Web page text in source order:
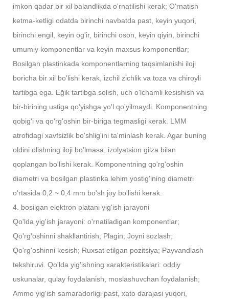
imkon qadar bir xil balandlikda o'rnatilishi kerak; O'rnatish
ketma-ketligi odatda birinchi navbatda past, keyin yuqori,
birinchi engil, keyin og'ir, birinchi oson, keyin qiyin, birinchi
umumiy komponentlar va keyin maxsus komponentlar;
Bosilgan plastinkada komponentlarning taqsimlanishi iloji
boricha bir xil bo'lishi kerak, izchil zichlik va toza va chiroyli
tartibga ega. Eğik tartibga solish, uch o'lchamli kesishish va
bir-birining ustiga qo'yishga yo'l qo'yilmaydi. Komponentning
qobig'i va qo'rg'oshin bir-biriga tegmasligi kerak. LMM
atrofidagi xavfsizlik bo'shlig'ini ta'minlash kerak. Agar buning
oldini olishning iloji bo'lmasa, izolyatsion gilza bilan
qoplangan bo'lishi kerak. Komponentning qo'rg'oshin
diametri va bosilgan plastinka lehim yostig'ining diametri
o'rtasida 0,2 ~ 0,4 mm bo'sh joy bo'lishi kerak.
4. bosilgan elektron platani yig'ish jarayoni
Qo'lda yig'ish jarayoni: o'rnatiladigan komponentlar;
Qo'rg'oshinni shakllantirish; Plagin; Joyni sozlash;
Qo'rg'oshinni kesish; Ruxsat etilgan pozitsiya; Payvandlash
tekshiruvi. Qo'lda yig'ishning xarakteristikalari: oddiy
uskunalar, qulay foydalanish, moslashuvchan foydalanish;
Ammo yig'ish samaradorligi past, xato darajasi yuqori,